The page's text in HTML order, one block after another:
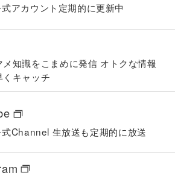
々な表現
いませんか」「計画を変えても
」のように、相手に許可や承諾
るようになります。
-ingと-edの使い分け）
「それは驚くべきものでした」
す形容詞の使い方を理解し、適
るようになります
アカウント 定期的に更新中
メ知識をこまめに発信 オトクな情報
くキャッチ
Channel 生放送も定期的に放送